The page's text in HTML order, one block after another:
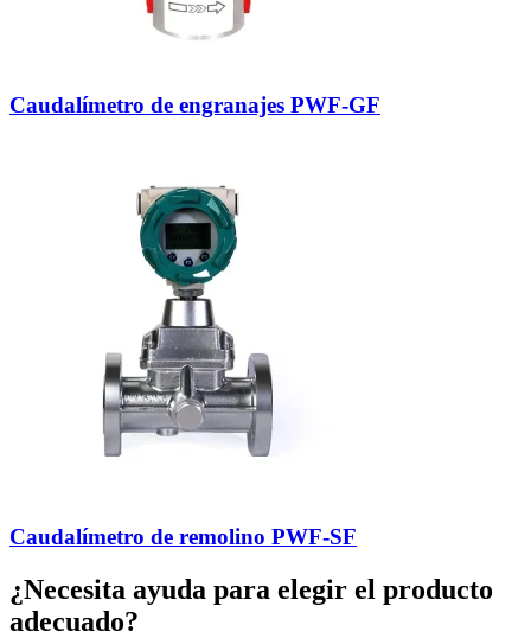
Caudalímetro de engranajes PWF-GF
Caudalímetro de remolino PWF-SF
¿Necesita ayuda para elegir el producto
adecuado?